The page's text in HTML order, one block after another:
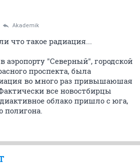
Akademik
что такое радиация...
в аэропорту "Северный", городской
проспекта, была
во много раз привышаюшая
все новостбирцы
облако пришло с юга,
полигона.